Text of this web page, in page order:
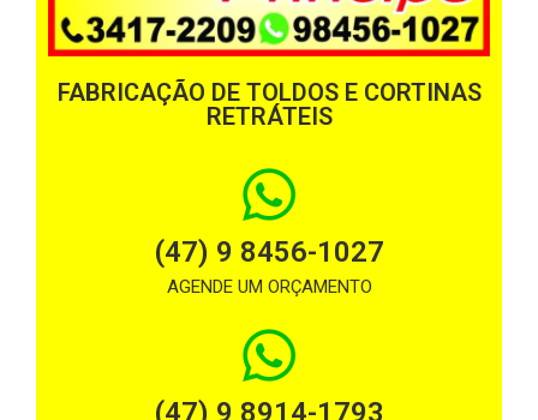
FABRICAÇÃO DE TOLDOS E CORTINAS
RETRÁTEIS
(47) 9 8456-1027
AGENDE UM ORÇAMENTO
(47) 9 8914-1793